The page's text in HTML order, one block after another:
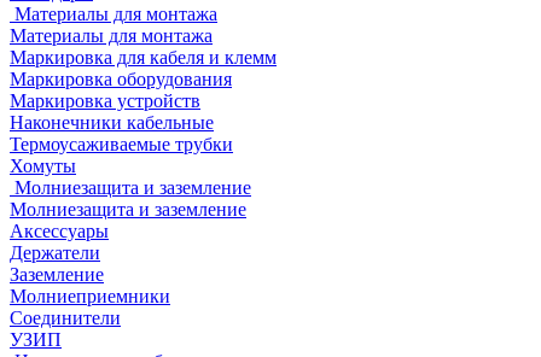
Материалы для монтажа
Материалы для монтажа
Маркировка для кабеля и клемм
Маркировка оборудования
Маркировка устройств
Наконечники кабельные
Термоусаживаемые трубки
Хомуты
Молниезащита и заземление
Молниезащита и заземление
Аксессуары
Держатели
Заземление
Молниеприемники
Соединители
УЗИП